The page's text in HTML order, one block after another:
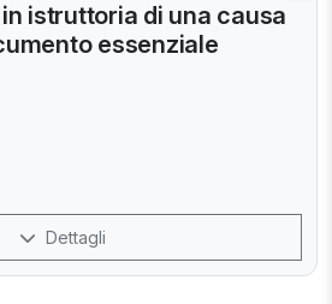
istruttoria di una causa
essenziale
Dettagli